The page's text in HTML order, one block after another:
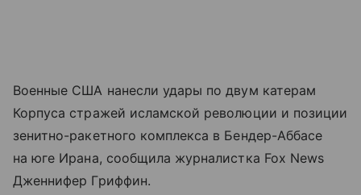
Военные США нанесли удары по двум катерам
Корпуса стражей исламской революции и позиции
зенитно-ракетного комплекса в Бендер-Аббасе
на юге Ирана, сообщила журналистка Fox News
Дженнифер Гриффин.